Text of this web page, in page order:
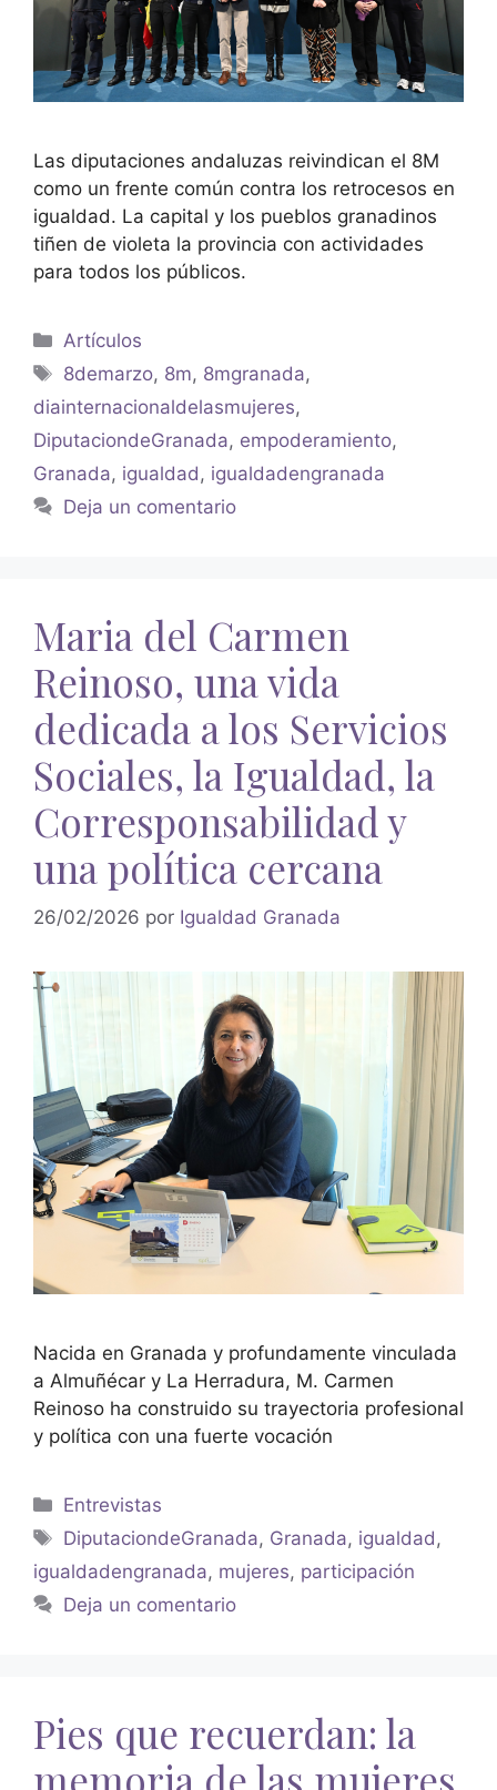
Las diputaciones andaluzas reivindican el 8M
como un frente común contra los retrocesos en
igualdad. La capital y los pueblos granadinos
tiñen de violeta la provincia con actividades
para todos los públicos.
Artículos
8demarzo, 8m, 8mgranada,
diainternacionaldelasmujeres,
DiputaciondeGranada, empoderamiento,
Granada, igualdad , igualdadengranada
Deja un comentario
Maria del Carmen
Reinoso, una vida
dedicada a los Servicios
Sociales, la Igualdad, la
Corresponsabilidad y
una política cercana
26/02/2026 por Igualdad Granada
Nacida en Granada y profundamente vinculada
a Almuñécar y La Herradura, M. Carmen
Reinoso ha construido su trayectoria profesional
y política con una fuerte vocación
Entrevistas
DiputaciondeGranada, Granada, igualdad,
igualdadengranada, mujeres, participación
Deja un comentario
Pies que recuerdan: la
memoria de las mujeres